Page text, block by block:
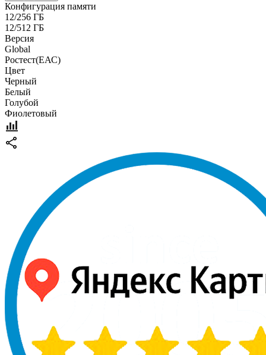
Конфигурация памяти
12/256 ГБ
12/512 ГБ
Версия
Global
Pостест(ЕАС)
Цвет
Черный
Белый
Голубой
Фиолетовый